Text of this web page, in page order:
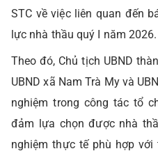
STC về việc liên quan đến
lực nhà thầu quý I năm 2026.
Theo đó, Chủ tịch UBND
UBND xã Nam Trà My và
nghiệm trong công tác tổ
đảm lựa chọn được nhà
nghiệm thực tế phù hợp